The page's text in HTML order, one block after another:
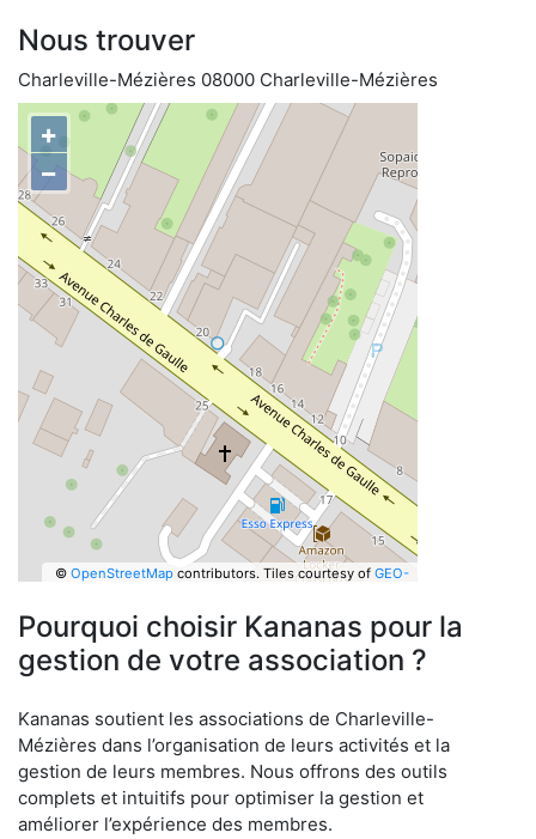
Nous trouver
Charleville-Mézières 08000 Charleville-Mézières
+
−
© OpenStreetMapcontributors. Tiles courtesy of GEO-
Pourquoi choisir Kananas pour la
gestion de votre association ?
Kananas soutient les associations de Charleville-
Mézières dans l’organisation de leurs activités et la
gestion de leurs membres. Nous offrons des outils
complets et intuitifs pour optimiser la gestion et
améliorer l’expérience des membres.